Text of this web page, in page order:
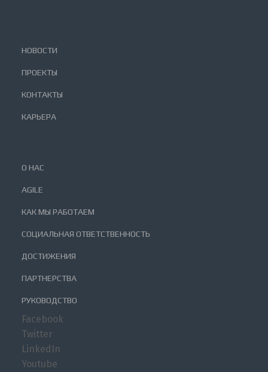
НОВОСТИ
ПРОЕКТЫ
КОНТАКТЫ
КАРЬЕРА
О НАС
AGILE
КАК МЫ РАБОТАЕМ
СОЦИАЛЬНАЯ ОТВЕТСТВЕННОСТЬ
ДОСТИЖЕНИЯ
ПАРТНЕРСТВА
РУКОВОДСТВО
Facebook
Twitter
LinkedIn
Youtube